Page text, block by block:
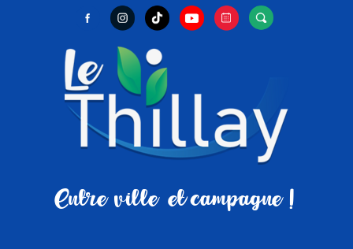
Entre ville et campagne !